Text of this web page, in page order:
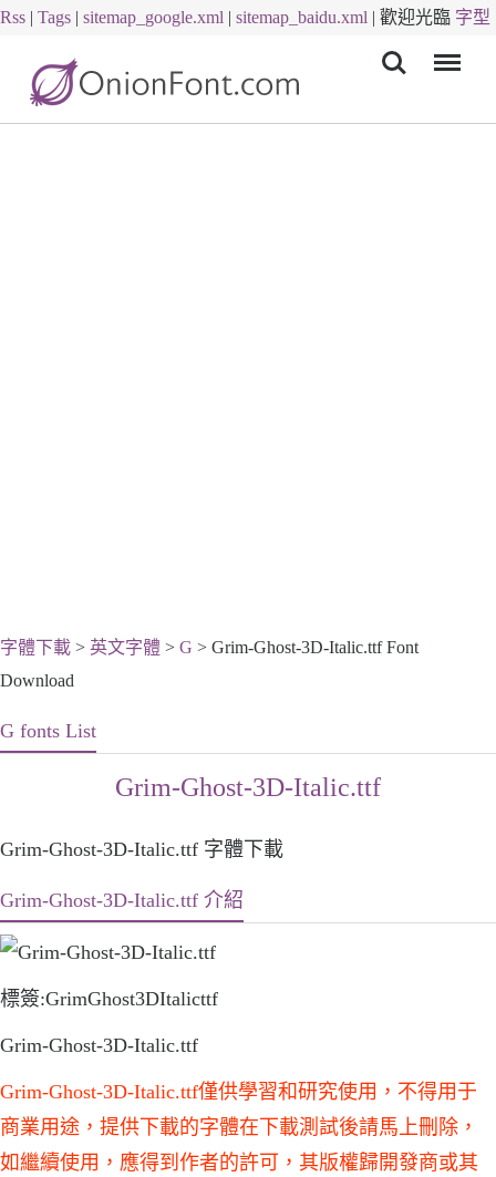
Rss | Tags | sitemap_google.xml | sitemap_baidu.xml | 歡迎光臨 字型
字體下載 > 英文字體 > G > Grim-Ghost-3D-Italic.ttf Font
Download
G fonts List
Grim-Ghost-3D-Italic.ttf
Grim-Ghost-3D-Italic.ttf 字體下載
Grim-Ghost-3D-Italic.ttf 介紹
標簽:GrimGhost3DItalicttf
Grim-Ghost-3D-Italic.ttf
Grim-Ghost-3D-Italic.ttf僅供學習和研究使用，不得用于
商業用途，提供下載的字體在下載測試後請馬上刪除，
如繼續使用，應得到作者的許可，其版權歸開發商或其